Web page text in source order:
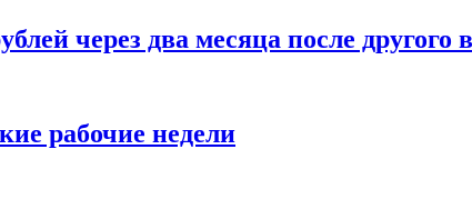
через два месяца после
рабочие недели